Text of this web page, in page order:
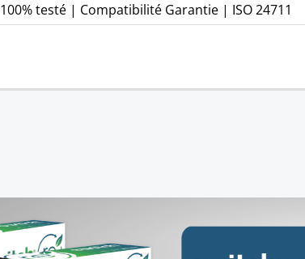
100% testé | Compatibilité Garantie | ISO 24711